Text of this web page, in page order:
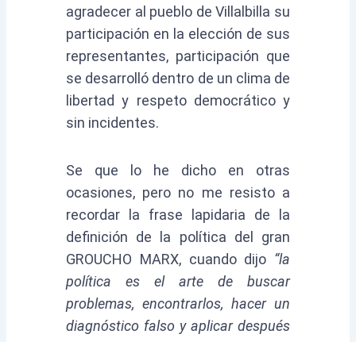
agradecer al pueblo de Villalbilla su
participación en la elección de sus
representantes, participación que
se desarrolló dentro de un clima de
libertad y respeto democrático y
sin incidentes.
Se que lo he dicho en otras
ocasiones, pero no me resisto a
recordar la frase lapidaria de la
definición de la política del gran
GROUCHO MARX, cuando dijo “la
política es el arte de buscar
problemas, encontrarlos, hacer un
diagnóstico falso y aplicar después